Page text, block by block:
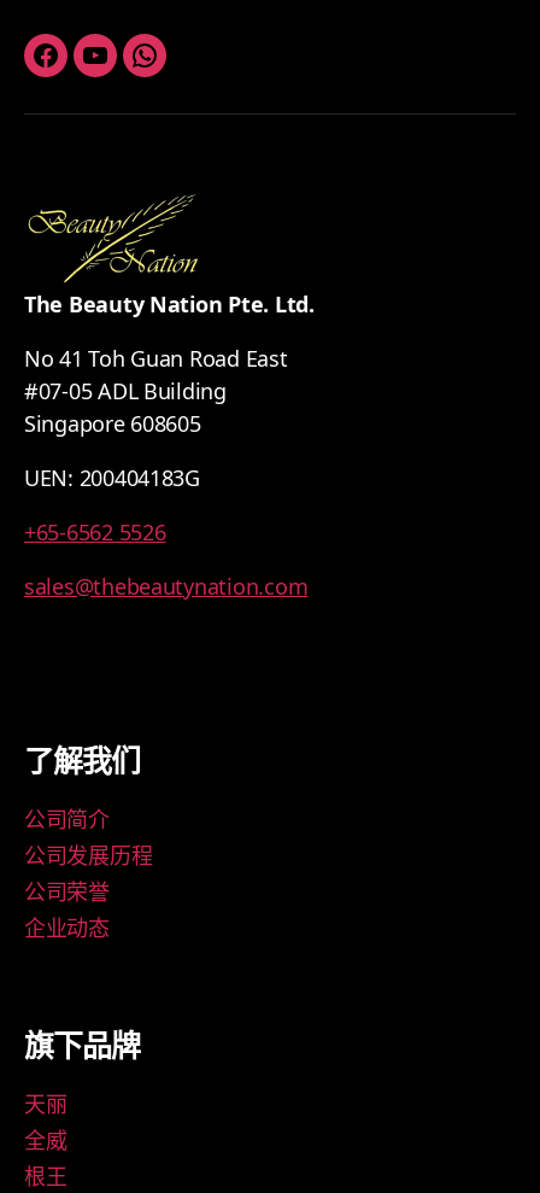
Facebook
YoutubeWhatsapp
The Beauty Nation Pte. Ltd.
No 41 Toh Guan Road East
#07-05 ADL Building
Singapore 608605
UEN: 200404183G
+65-6562 5526
sales@thebeautynation.com
了解我们
公司简介
公司发展历程
公司荣誉
企业动态
旗下品牌
天丽
全威
根王